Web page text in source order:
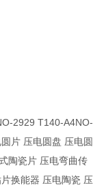
2929 T140-A4NO-
片 压电圆盘 压电圆
陶瓷片 压电弯曲传
换能器 压电陶瓷 压